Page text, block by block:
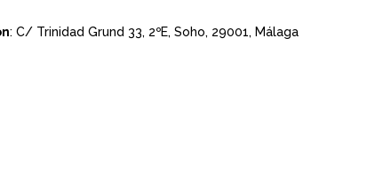
: C/ Trinidad Grund 33, 2ºE, Soho, 29001, Málaga